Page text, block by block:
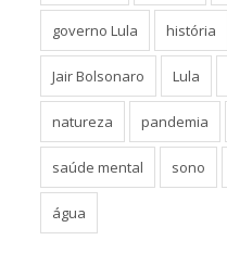
governo Lula história
Jair Bolsonaro Lula
natureza pandemia
saúde mental sono
água